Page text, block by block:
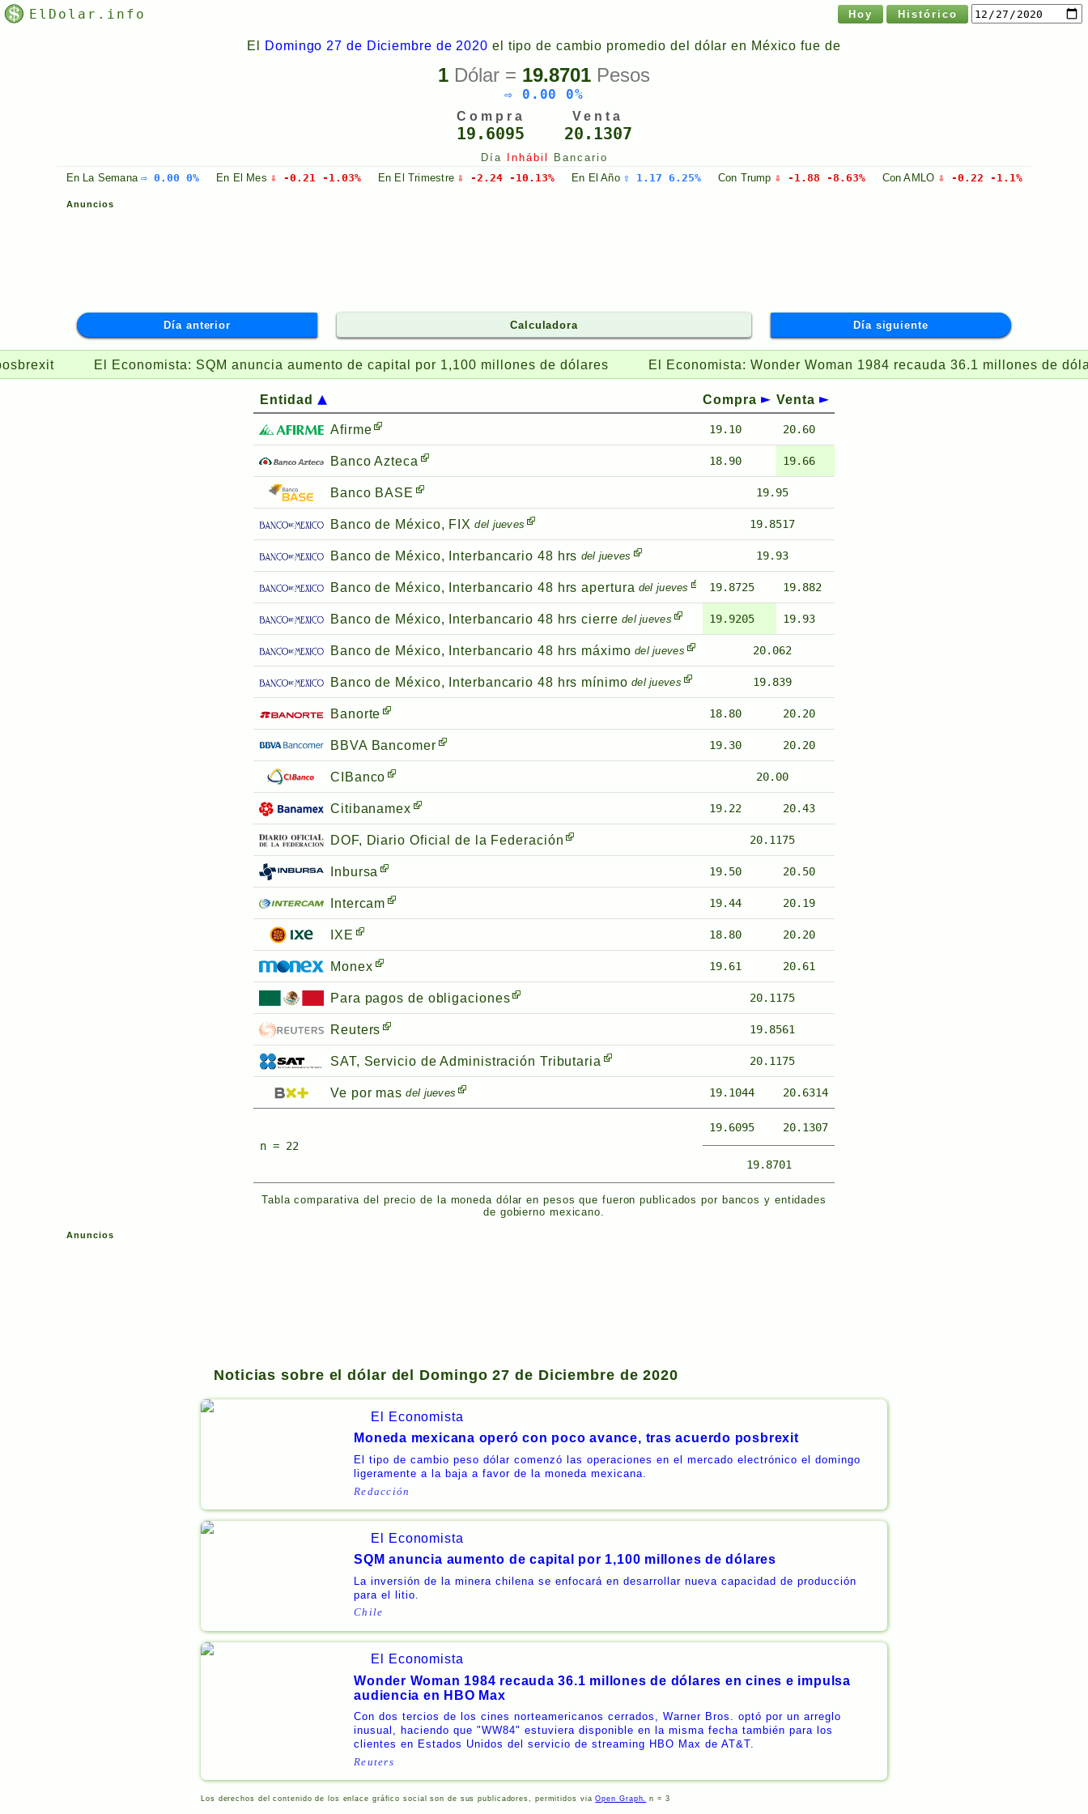
ElDolar.info Hoy Histórico
El Domingo 27 de Diciembre de 2020 el tipo de cambio promedio del dólar en México fue de
1 Dólar = 19.8701 Pesos
⇨ 0.00 0%
Compra
19.6095
Venta
20.1307
Día Inhábil
Bancario
En La Semana ⇨ 0.00 0% En El Mes ⇩ -0.21 -1.03% En ElTrimestre ⇩ -2.24 -10.13% En ElAño ⇧ 1.17 6.25% Con Trump ⇩ -1.88 -8.63% ConAMLO ⇩ -0.22 -1.1%
Anuncios
Día anterior Calculadora Día siguiente
El Economista:SQM anuncia aumento de capital por 1,100 millones de dólares El Economista:Wonder Woman 1984 recauda 36.1 millones de dólares en
Tabla comparativa del precio de la moneda dólar en pesos que fueron publicados por bancos y entidades
de gobierno mexicano.
Entidad Compra Venta
Afirme 19.10 20.60
Banco Azteca 18.90 19.66
Banco BASE 19.95
Banco de México, FIX del jueves 19.8517
Banco de México, Interbancario 48 hrs del jueves 19.93
Banco de México, Interbancario 48 hrs apertura del jueves 19.8725 19.882
Banco de México, Interbancario 48 hrs cierre del jueves 19.9205 19.93
Banco de México, Interbancario 48 hrs máximo del jueves 20.062
Banco de México, Interbancario 48 hrs mínimo del jueves 19.839
Banorte 18.80 20.20
BBVA Bancomer 19.30 20.20
CIBanco 20.00
Citibanamex 19.22 20.43
DOF, Diario Oficial de la Federación 20.1175
Inbursa 19.50 20.50
Intercam 19.44 20.19
IXE 18.80 20.20
Monex 19.61 20.61
Para pagos de obligaciones 20.1175
Reuters 19.8561
SAT, Servicio de Administración Tributaria 20.1175
Ve por mas del jueves 19.1044 20.6314
n = 22
19.6095 20.1307
19.8701
Anuncios
Noticias sobre el dólar del Domingo 27 de Diciembre de 2020
El Economista
Moneda mexicana operó con poco avance, tras acuerdo posbrexit
El tipo de cambio peso dólar comenzó las operaciones en el mercado electrónico el domingo
ligeramente a la baja a favor de la moneda mexicana.
Redacción
El Economista
SQM anuncia aumento de capital por 1,100 millones de dólares
La inversión de la minera chilena se enfocará en desarrollar nueva capacidad de producción
para el litio.
Chile
El Economista
Wonder Woman 1984 recauda 36.1 millones de dólares en cines e impulsa
audiencia en HBO Max
Con dos tercios de los cines norteamericanos cerrados, Warner Bros. optó por un arreglo
inusual, haciendo que "WW84" estuviera disponible en la misma fecha también para los
clientes en Estados Unidos del servicio de streaming HBO Max de AT&T.
Reuters
Los derechos del contenido de los enlace gráfico social son de sus publicadores, permitidos viaOpen Graph. n = 3